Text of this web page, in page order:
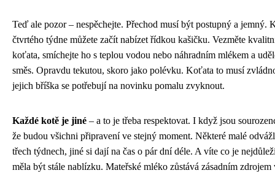
Teď ale pozor – nespěchejte. Přechod musí být postupný a jemný.
čtvrtého týdne můžete začít nabízet řídkou kašičku. Vezměte
koťata, smíchejte ho s teplou vodou nebo náhradním mlékem a
směs. Opravdu tekutou, skoro jako polévku. Koťata to musí
jejich bříška se potřebují na novinku pomalu zvyknout.
Každé kotě je jiné – a to je třeba respektovat. I když jsou
že budou všichni připravení ve stejný moment. Některé malé
třech týdnech, jiné si dají na čas o pár dní déle. A víte co je
měla být stále nablízku. Mateřské mléko zůstává zásadním